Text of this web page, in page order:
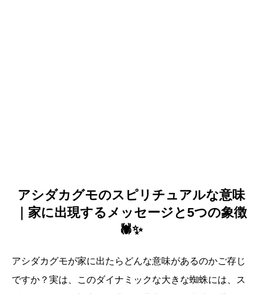
アシダカグモのスピリチュアルな意味
｜家に出現するメッセージと5つの象徴
🕷️✨
アシダカグモが家に出たらどんな意味があるのかご存じ
ですか？実は、このダイナミックな大きな蜘蛛には、ス